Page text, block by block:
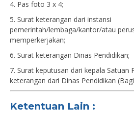
4. Pas foto 3 x 4;
5. Surat keterangan dari instansi
pemerintah/lembaga/kantor/atau
memperkerjakan;
6. Surat keterangan Dinas Pendidikan;
7. Surat keputusan dari kepala Satuan
keterangan dari Dinas Pendidikan
Ketentuan Lain :